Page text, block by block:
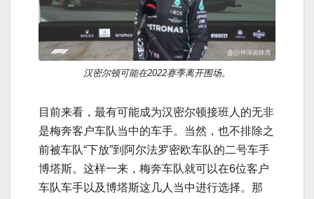
汉密尔顿可能在2022赛季离开围场。
目前来看，最有可能成为汉密尔顿接班人的无非
是梅奔客户车队当中的车手。当然，也不排除之
前被车队“下放”到阿尔法罗密欧车队的二号车手
博塔斯。这样一来，梅奔车队就可以在6位客户
车队车手以及博塔斯这几人当中进行选择。那